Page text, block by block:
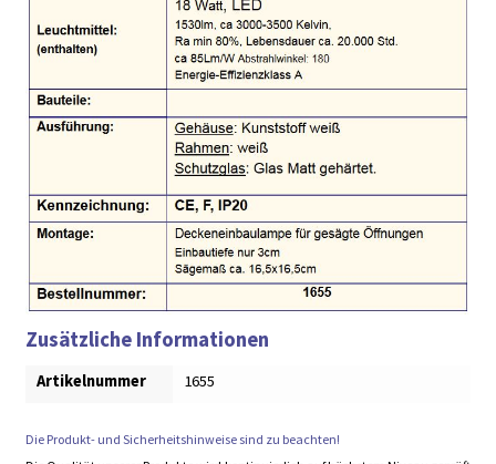
Zusätzliche Informationen
Artikelnummer 1655
Die Produkt- und Sicherheitshinweise sind zu beachten!